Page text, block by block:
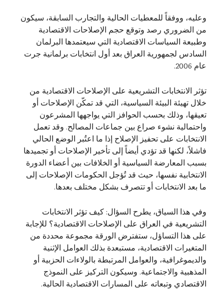
وعليه، ووفقاً للمعطيات الحالية والتجارب السابقة، سيكون
من الضروري رصد وتوقع حجم الإصلاحات الاقتصادية
وطبيعة السياسات الاقتصادية التي سيعتمدها البرلمان
السادس لجمهورية العراق بعد أول انتخابات برلمانية جرت
عام 2006.
تؤثر الانتخابات التشريعية على الإصلاحات الاقتصادية من
خلال تهيئة البيئة السياسية، التي قد تمكّن الإصلاحات أو
تعيقها، وذلك بحسب الحوافز التي يواجهها المشرعون
واحتمالية نشوء صراع بين جماعات المصالح. وقد تعمل
الانتخابات على تحفيز الإصلاح إذا ما اعتُبر الوضع الحالي
فاشلاً، لكنها قد تؤدي أيضاً إلى تأخير الإصلاحات أو تجميدها
بسبب المعارضة السياسية أو الخلافات بين أعضاء الدورة
الانتخابية نفسها، حيث قد تُؤجل الحكومات الإصلاحات إلى
ما بعد الانتخابات أو تتصرف بشكل مختلف بعدها.
وفي هذا السياق، يطرح السؤال: كيف تؤثر الانتخابات
التشريعية في العراق على الإصلاحات الاقتصادية؟ للإجابة
على هذا التساؤل، ستفترض الورقة مجموعة محددة من
المتغيرات الاقتصادية، مستبعدة بذلك العوامل الإثنية
والديموغرافية، والعوامل المرتبطة بالولاءات الحزبية أو
المذهبية والاجتماعية. وسيكون التركيز على النموذج
الاقتصادي وتبعاته على المسارات الاقتصادية الحالية.